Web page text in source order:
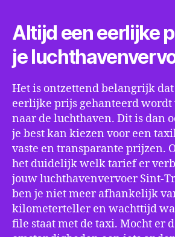
Altijd een eerlijke
je
Het is ontzettend belangrijk
eerlijke prijs gehanteerd wordt
naar de luchthaven. Dit is dan
je best kan kiezen voor een
vaste en transparante prijzen.
het duidelijk welk tarief er
jouw luchthavenvervoer Sint-
ben je niet meer afhankelijk
kilometerteller en wachttijd
file staat met de taxi. Mocht er